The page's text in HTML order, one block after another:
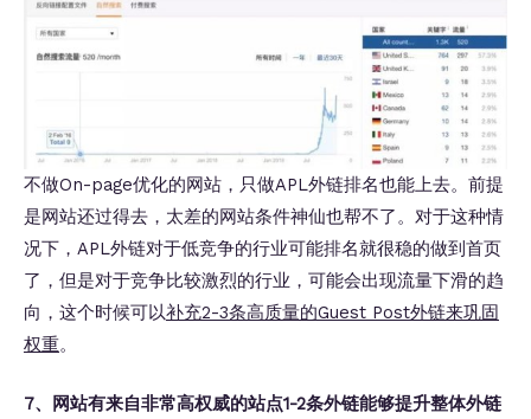
不做On-page优化的网站，只做APL外链排名也能上去。前提
是网站还过得去，太差的网站条件神仙也帮不了。对于这种情
况下，APL外链对于低竞争的行业可能排名就很稳的做到首页
了，但是对于竞争比较激烈的行业，可能会出现流量下滑的趋
向，这个时候可以补充2-3条高质量的Guest Post外链来巩固
权重。
7、网站有来自非常高权威的站点1-2条外链能够提升整体外链